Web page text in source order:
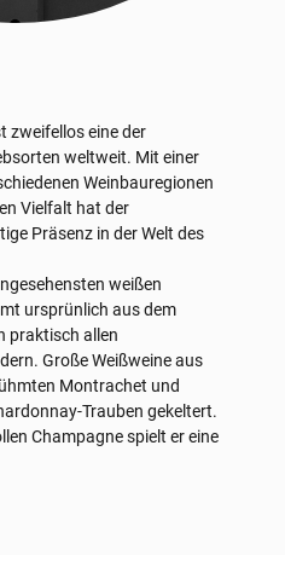
zweifellos eine der
weltweit. Mit einer
Weinbauregionen
Vielfalt hat der
Präsenz in der Welt des
weißen
ursprünlich aus dem
praktisch allen
Große Weißweine aus
Montrachet und
Trauben gekeltert.
Champagne spielt er eine